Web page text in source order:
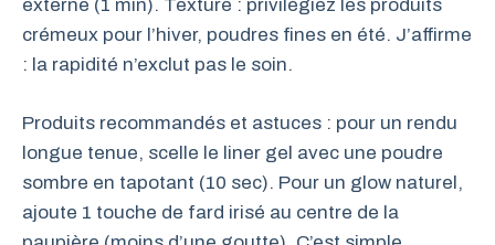
externe (1 min). Texture : privilégiez les produits
crémeux pour l’hiver, poudres fines en été. J’affirme
: la rapidité n’exclut pas le soin.
Produits recommandés et astuces : pour un rendu
longue tenue, scelle le liner gel avec une poudre
sombre en tapotant (10 sec). Pour un glow naturel,
ajoute 1 touche de fard irisé au centre de la